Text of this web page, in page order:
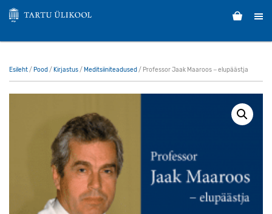
Esileht/ Pood / Kirjastus/ Meditsiiniteadused / Professor Jaak Maaroos − elupäästja